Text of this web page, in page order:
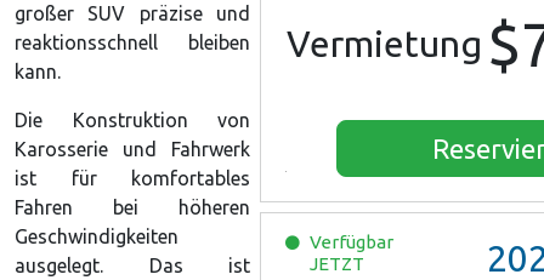
Vermietung
Verfügbar
JETZT
großer SUV präzise und
reaktionsschnell bleiben
kann.
Die Konstruktion von
Karosserie und Fahrwerk
ist für komfortables
Fahren bei höheren
Geschwindigkeiten
ausgelegt. Das ist